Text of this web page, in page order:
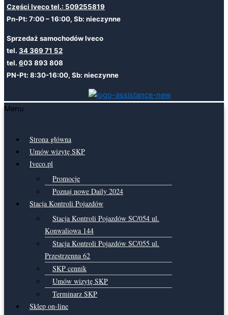
Części Iveco tel.: 509255819
Pn-Pt: 7:00 – 16:00, Sb: nieczynne
Sprzedaż samochodów Iveco
tel. 34 369 71 52
tel. 603 893 808
PN-Pt: 8:30-16:00, Sb: nieczynne
Menu
Strona główna
Umów wizytę SKP
Iveco.pl
Promocje
Poznaj nowe Daily 2024
Stacja Kontroli Pojazdów
Stacja Kontroli Pojazdów SC/054 ul.
Konwaliowa 144
Stacja Kontroli Pojazdów SC/055 ul.
Przestrzenna 62
SKP cennik
Umów wizytę SKP
Terminarz SKP
Sklep on-line